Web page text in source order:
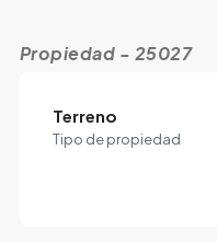
Propiedad - 25027
Terreno
Tipo de propiedad